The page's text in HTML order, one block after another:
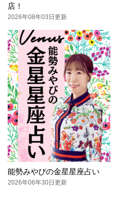
店！
2026年08年03日更新
能勢みやびの金星星座占い
2026年06年30日更新